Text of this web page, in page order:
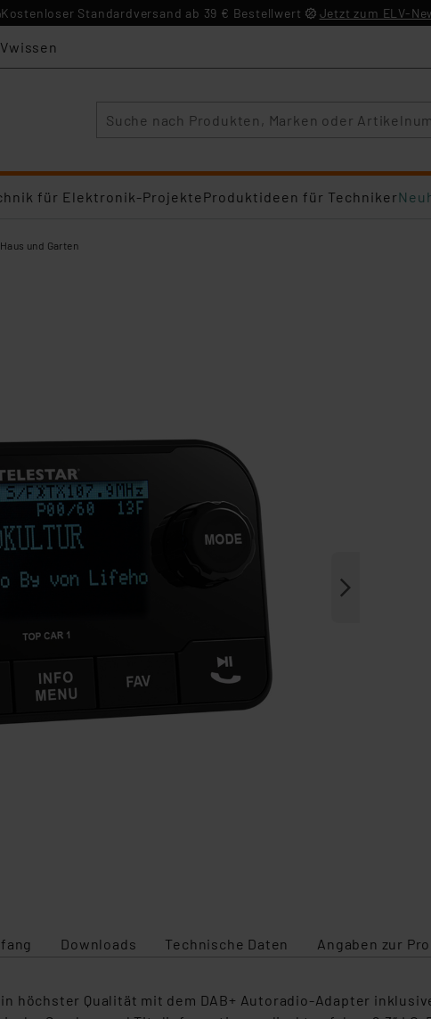
Kostenloser Standardversand ab 39 € Bestellwert Jetzt zum ELV-
für Elektronik-ProjekteProduktideen für Techniker
Haus und Garten​
Downloads Technische Daten Angaben zur
höchster Qualität mit dem DAB+ Autoradio-Adapter